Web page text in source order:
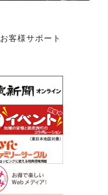
お客様サポート